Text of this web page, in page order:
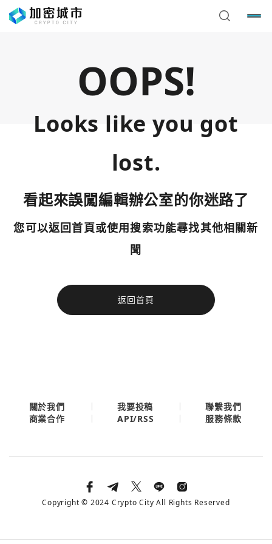
OOPS!
Looks like you got
lost.
看起來誤闖編輯辦公室的你迷路了
您可以返回首頁或使用搜索功能尋找其他相關新
聞
返回首頁
今日熱門
使用以下帳號繼續
您已閒置5分鐘，請點擊關閉按鈕或空白處，即可回到加密
今日熱門
關於我們 我要投稿
聯繫我們
商業合作
API/RSS 服務條款
Copyright © 2024 Crypto City All Rights Reserved